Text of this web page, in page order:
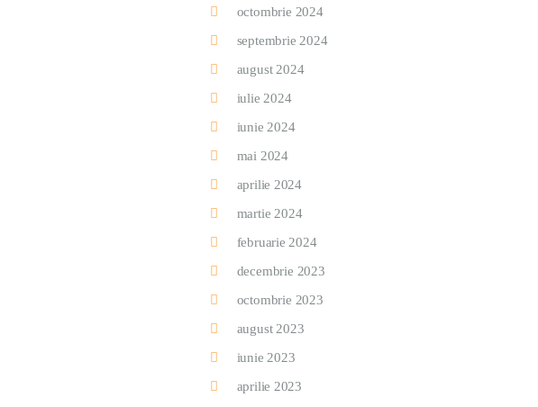
octombrie 2024
septembrie 2024
august 2024
iulie 2024
iunie 2024
mai 2024
aprilie 2024
martie 2024
februarie 2024
decembrie 2023
octombrie 2023
august 2023
iunie 2023
aprilie 2023